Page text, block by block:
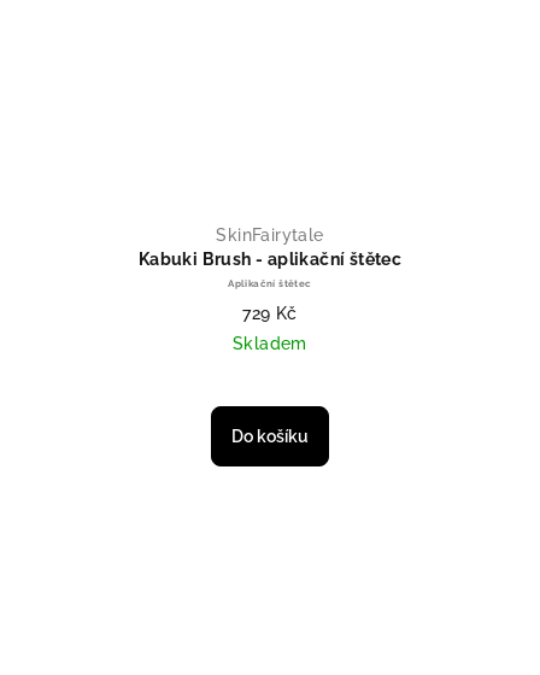
SkinFairytale
Kabuki Brush - aplikační štětec
Aplikační štětec
729 Kč
Skladem
Do košíku